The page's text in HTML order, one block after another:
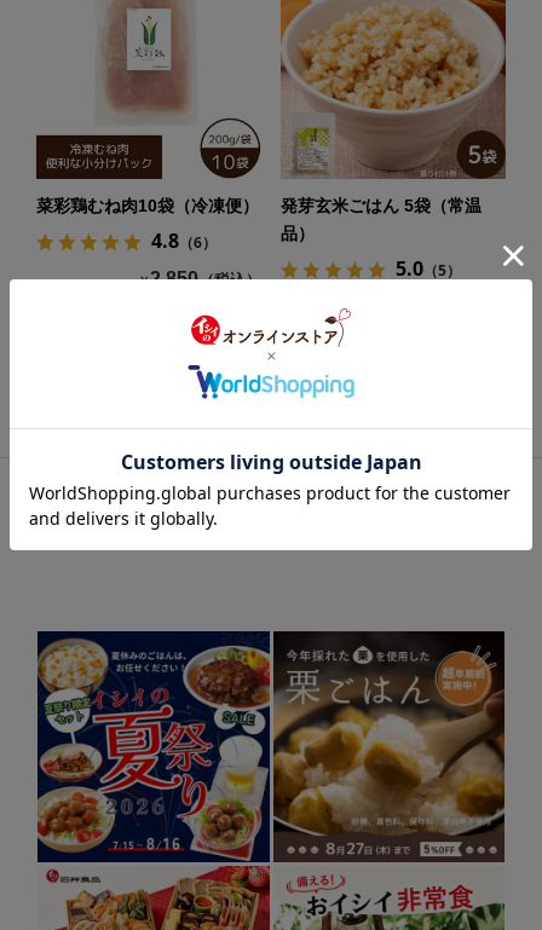
菜彩鶏むね肉10袋（冷凍便）
4.8（6）
￥2,850（税込）
（商品コード: 8210198）
発芽玄米ごはん 5袋（常温
品）
5.0（5）
1